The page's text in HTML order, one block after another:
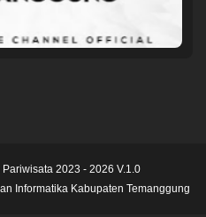
2023 - 2026 V.1.0
Informatika Kabupaten Temanggung